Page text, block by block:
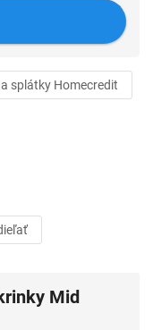
Na splátky Homecredit
Mid